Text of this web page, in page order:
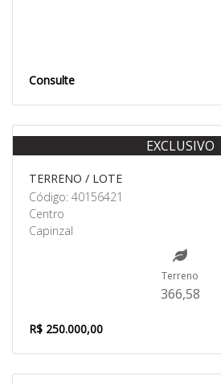
Consulte
EXCLUSIVO
TERRENO / LOTE
Código: 40156421
Centro
Capinzal
Terreno
366,58
R$ 250.000,00